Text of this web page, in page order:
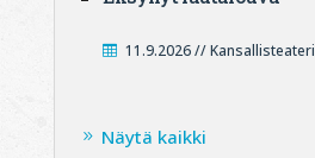
11.9.2026 // Kansallisteateri
Näytä kaikki